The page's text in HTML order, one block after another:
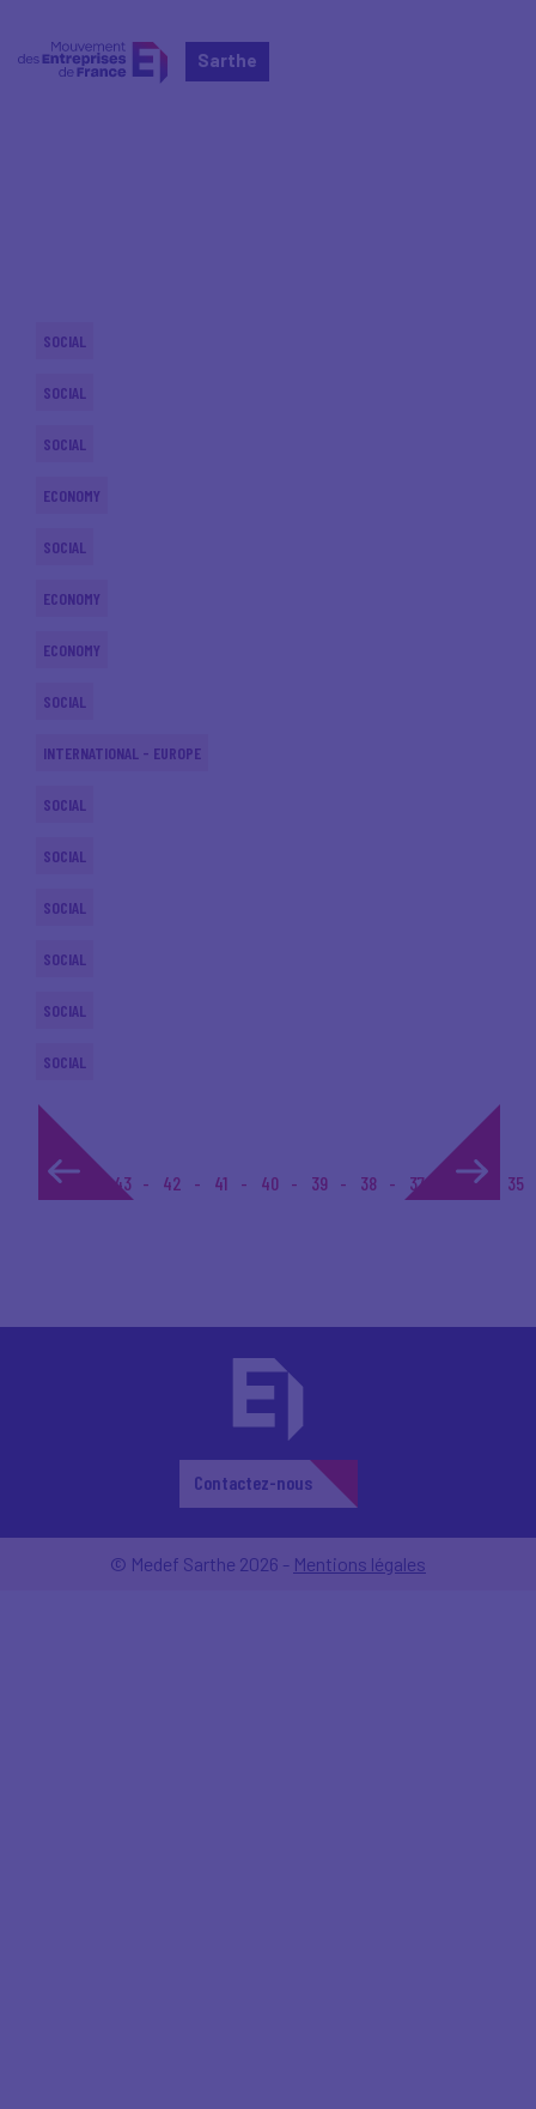
Sarthe
SOCIAL
SOCIAL
SOCIAL
ECONOMY
SOCIAL
ECONOMY
ECONOMY
SOCIAL
INTERNATIONAL - EUROPE
SOCIAL
SOCIAL
SOCIAL
SOCIAL
SOCIAL
SOCIAL
1... 43 42 41 40 39 38 37 36 35
Contactez-nous
© Medef Sarthe 2026 - Mentions légales